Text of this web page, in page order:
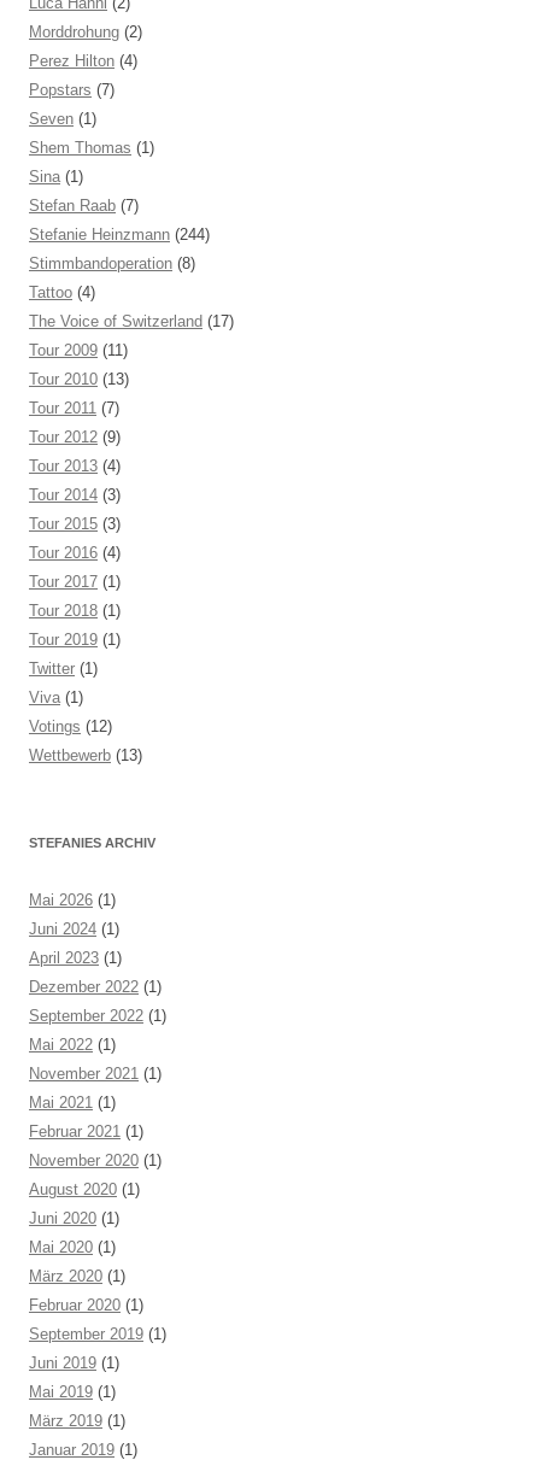
Morddrohung (2)
Perez Hilton (4)
Popstars (7)
Seven (1)
Shem Thomas (1)
Sina (1)
Stefan Raab (7)
Stefanie Heinzmann (244)
Stimmbandoperation (8)
Tattoo (4)
The Voice of Switzerland (17)
Tour 2009 (11)
Tour 2010 (13)
Tour 2011 (7)
Tour 2012 (9)
Tour 2013 (4)
Tour 2014 (3)
Tour 2015 (3)
Tour 2016 (4)
Tour 2017 (1)
Tour 2018 (1)
Tour 2019 (1)
Twitter (1)
Viva (1)
Votings (12)
Wettbewerb (13)
STEFANIES ARCHIV
Mai 2026 (1)
Juni 2024 (1)
April 2023 (1)
Dezember 2022 (1)
September 2022 (1)
Mai 2022 (1)
November 2021 (1)
Mai 2021 (1)
Februar 2021 (1)
November 2020 (1)
August 2020 (1)
Juni 2020 (1)
Mai 2020 (1)
März 2020 (1)
Februar 2020 (1)
September 2019 (1)
Juni 2019 (1)
Mai 2019 (1)
März 2019 (1)
Januar 2019 (1)